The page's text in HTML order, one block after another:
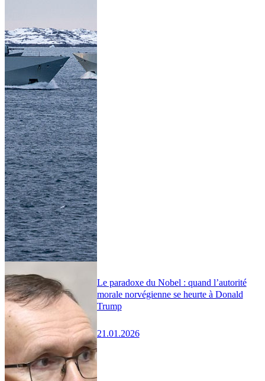
Le paradoxe du Nobel : quand l’autorité
morale norvégienne se heurte à Donald
Trump
21.01.2026